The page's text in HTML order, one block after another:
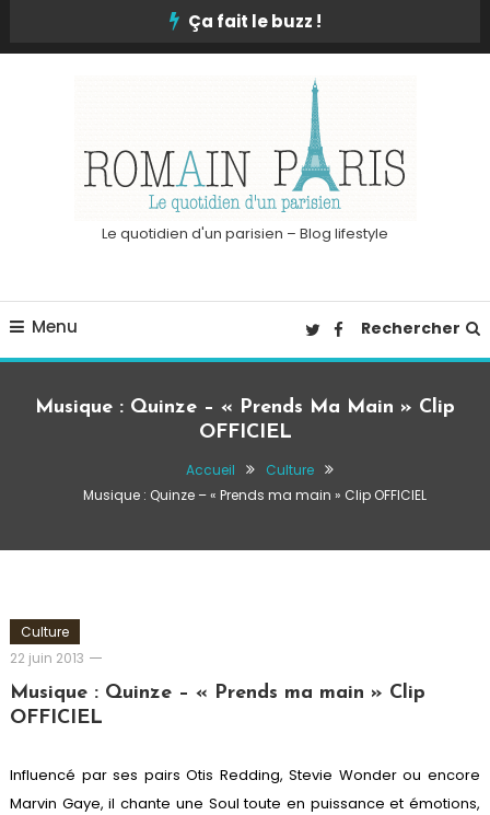
Ça fait le buzz !
Le quotidien d'un parisien – Blog lifestyle
Menu Rechercher
Musique : Quinze – « Prends Ma Main » Clip
OFFICIEL
Accueil
Culture
Musique : Quinze – « Prends ma main » Clip OFFICIEL
Culture
22 juin 2013
Romain-
Paris
Musique : Quinze – « Prends ma main » Clip
OFFICIEL
Influencé par ses pairs Otis Redding, Stevie Wonder ou encore
Marvin Gaye, il chante une Soul toute en puissance et émotions,